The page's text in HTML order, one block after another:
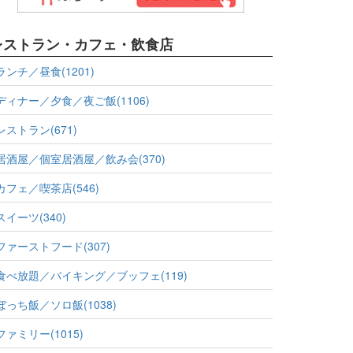
トラン・カフェ・飲食店
ンチ／昼食(1201)
ィナー／夕食／夜ご飯(1106)
ストラン(671)
酒屋／個室居酒屋／飲み会(370)
フェ／喫茶店(546)
イーツ(340)
ァーストフード(307)
べ放題／バイキング／ブッフェ(119)
っち飯／ソロ飯(1038)
ァミリー(1015)